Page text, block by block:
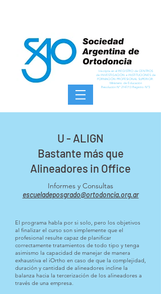
Inscripta en el REGISTRO de CENTROS
de INVESTIGACIÓN e INSTITUCIONES de
FORMACIÓN PROFESIONAL SUPERIOR.
Ministerio de Educación
Resolución Nº 2147/13 Registro Nº3
U - ALIGN
Bastante más que
Alineadores in Office
Informes y Consultas
escueladeposgrado@ortodoncia.org.ar
El programa habla por si solo, pero los objetivos
al finalizar el curso son simplemente que el
profesional resulte capaz de planificar
correctamente tratamientos de todo tipo y tenga
asimismo la capacidad de manejar de manera
exhaustiva el iOrtho en caso de que la complejidad,
duración y cantidad de alineadores incline la
balanza hacia la tercerización de los alineadores a
través de una empresa.